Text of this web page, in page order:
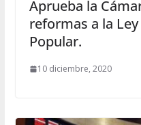
Aprueba la
reformas a la
Popular.
10 diciembre, 2020